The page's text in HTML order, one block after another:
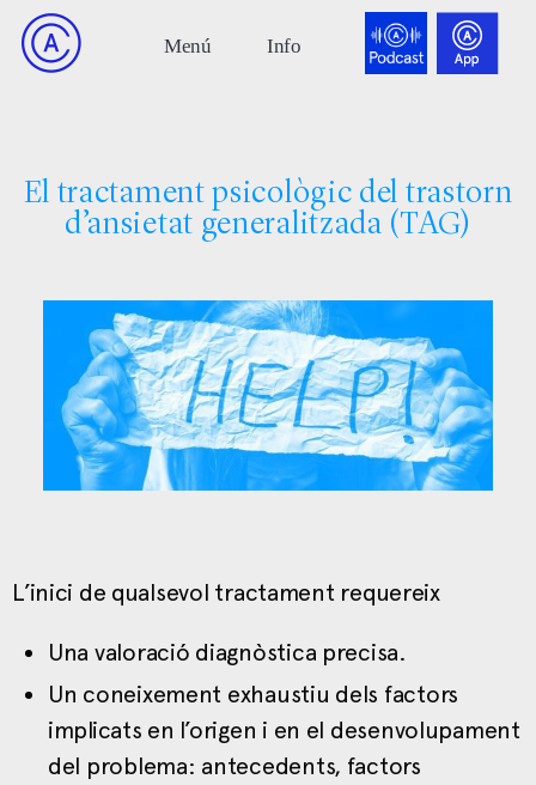
El tractament psicològic del trastorn
d’ansietat generalitzada (TAG)
L’inici de qualsevol tractament requereix
Una valoració diagnòstica precisa.
Un coneixement exhaustiu dels factors
implicats en l’origen i en el desenvolupament
del problema: antecedents, factors